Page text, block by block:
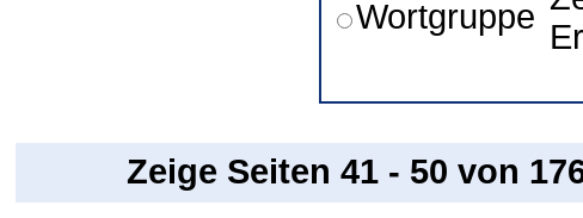
Wortgruppe
Zeige Seiten 41 - 50 von